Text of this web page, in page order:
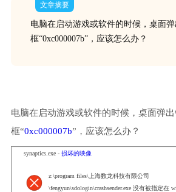
文章摘要
电脑在启动游戏或软件的时候，桌面
框“0xc000007b”，应该怎么办？
电脑在启动游戏或软件的时候，桌面弹
框“0xc000007b”，应该怎么办？
synaptics.exe - 损坏的映像
z:\program files\上海数龙科技有限公司
\fengyun\sdologin\crashsender.exe 没有被指定在